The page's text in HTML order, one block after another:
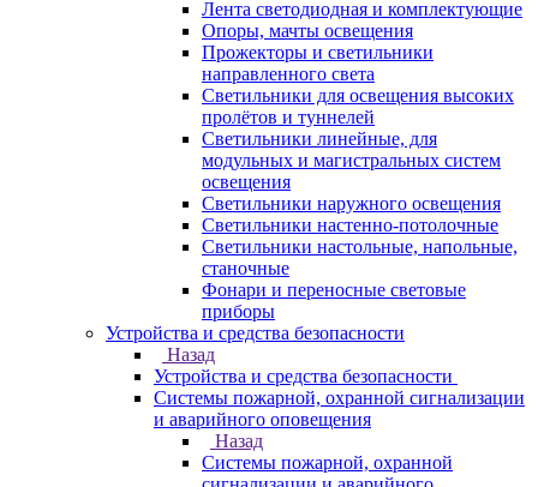
Лента светодиодная и комплектующие
Опоры, мачты освещения
Прожекторы и светильники
направленного света
Светильники для освещения высоких
пролётов и туннелей
Светильники линейные, для
модульных и магистральных систем
освещения
Светильники наружного освещения
Светильники настенно-потолочные
Светильники настольные, напольные,
станочные
Фонари и переносные световые
приборы
Устройства и средства безопасности
Назад
Устройства и средства безопасности
Системы пожарной, охранной сигнализации
и аварийного оповещения
Назад
Системы пожарной, охранной